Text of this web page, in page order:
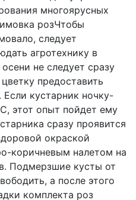
многоярусных
розЧтобы
следует
агротехнику в
не следует сразу
предоставить
кустарник ночку-
этот опыт пойдет ему
сразу проявится
окраской
коричневым налетом на
Подмерзшие кусты от
а после этого
комплекта роз